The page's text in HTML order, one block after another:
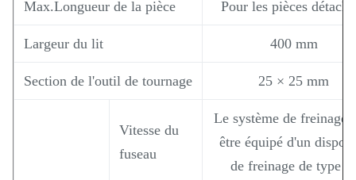
Max.Longueur de la pièce Pour les pièces
Largeur du lit 400 mm
Section de l'outil de tournage 25 × 25 mm
Vitesse du
fuseau
Le système de freinage
être équipé d'un
de freinage de type